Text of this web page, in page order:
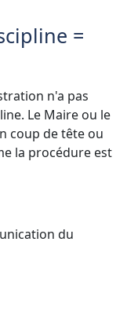
=
n'a pas
Le Maire ou le
coup de tête ou
la procédure est
du